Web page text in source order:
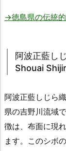
→徳島県の伝統
阿波正藍し
Shouai
阿波正藍しじら
県の吉野川流域
徴は、布面に現
ます。このシボ